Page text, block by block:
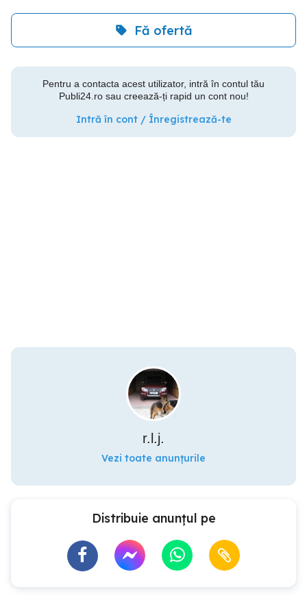
Fă ofertă
Pentru a contacta acest utilizator, intră în contul tău
Publi24.ro sau creează-ți rapid un cont nou!
Intră în cont / Înregistrează-te
r.l.j.
Vezi toate anunțurile
Distribuie anunțul pe